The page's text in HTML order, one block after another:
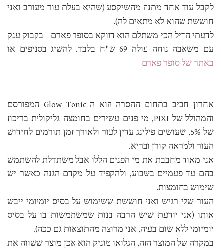
לקבל עוד אחד מתנה מהשיקסע (שהיא בעלת עור מעורב ואני
חוששת שהוא לא מתאים לה).
לדעתי הדיל הכי משתלם הוא דווקא בסופר פארם - בקבוק ענק
עם משאבה נוחה עולה 69 ש"ח בלבד. להשיג בסניפים או
באתר של סופר פארם
אחרון חביב בתחום ההסרה הוא ה-Glow Tonic המפורסם
והמהולל של PIXI, מי פנים עשירים בחומצה גליקולית בריכוז
של 5%, שעושים פילינג עדין לעור ולאורך זמן תורמים לחידוש
העור ולמראה קורן ובריא.
אני מאוד מחבבת את מי הפנים הללו אבל משתדלת להשתמש
בהם עד פעמיים בשבוע, ולהקפיד על מקדם הגנה כאשר יש
שימוש בחומצות.
העור שלי רגיש ואני חוששת ששימוש על בסיס יומיומי ייבש
אותו (אני יודעת שיש הרבה בנות שמשתמשות בו על בסיס
יומיומי ללא שום בעיה, אני מרוצה מהתוצאות גם ככה).
במקרה של המוצר הזה, הגלואו טוניק הוא אכן מוצר ששווה את